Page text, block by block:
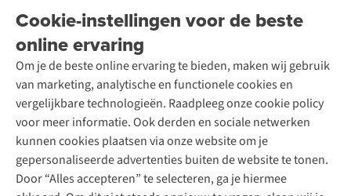
Cookie-instellingen voor de beste
online ervaring
Om je de beste online ervaring te bieden, maken wij gebruik
van marketing, analytische en functionele cookies en
vergelijkbare technologieën. Raadpleeg onze cookie policy
voor meer informatie. Ook derden en sociale netwerken
kunnen cookies plaatsen via onze website om je
gepersonaliseerde advertenties buiten de website te tonen.
Door “Alles accepteren” te selecteren, ga je hiermee
Garantie
Contact
Onze winkels
Over A.S.Adventure
Toegankelijkheidsverklaring
Ski-onderhoud
Wasservice
Schoenonderhoud
Schoenherstelling
Kledingherstelling
Retouches
Voor bedrijven
A.S.Magazine
Podcast
Explore Academy
Explore Camp
Gear Check
Inspiratie & advies
Meld je aan voor de nieuwsbrief
Follow us